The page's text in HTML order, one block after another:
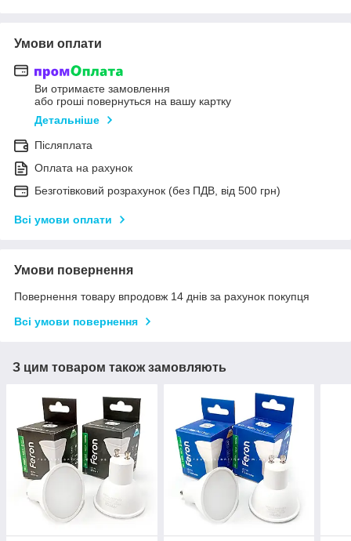
Умови оплати
Ви отримаєте замовлення
або гроші повернуться на вашу картку
Детальніше
Післяплата
Оплата на рахунок
Безготівковий розрахунок (без ПДВ, від 500 грн)
Всі умови оплати
Умови повернення
Повернення товару впродовж 14 днів за рахунок покупця
Всі умови повернення
З цим товаром також замовляють